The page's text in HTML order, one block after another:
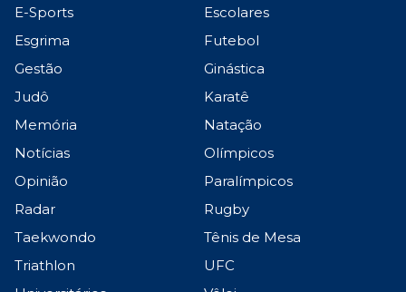
E-Sports
Escolares
Esgrima
Futebol
Gestão
Ginástica
Judô
Karatê
Memória
Natação
Notícias
Olímpicos
Opinião
Paralímpicos
Radar
Rugby
Taekwondo
Tênis de Mesa
Triathlon
UFC